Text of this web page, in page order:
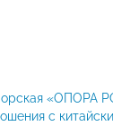
«ОПОРА
с